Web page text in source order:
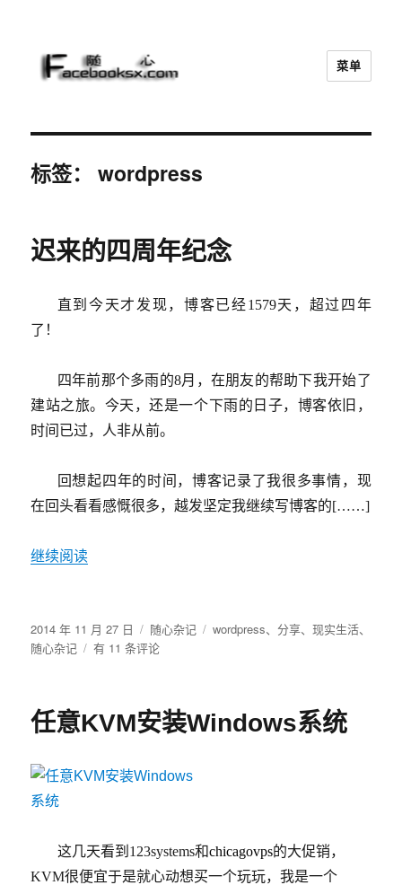
菜单
标签：wordpress
迟来的四周年纪念
直到今天才发现，博客已经1579天，超过四年
了！
四年前那个多雨的8月，在朋友的帮助下我开始了
建站之旅。今天，还是一个下雨的日子，博客依旧，
时间已过，人非从前。
回想起四年的时间，博客记录了我很多事情，现
在回头看看感慨很多，越发坚定我继续写博客的[……]
继续阅读
发
布
2014 年 11 月 27 日
分
类
随心杂记
标
wordpress、分享、现实生活、
随心杂记
迟
周
念
有 11 条评论
任意KVM安装Windows系统
这几天看到 123systems和chicagovps的大促销，
KVM很便宜于是就心动想买一个玩玩，我是一个